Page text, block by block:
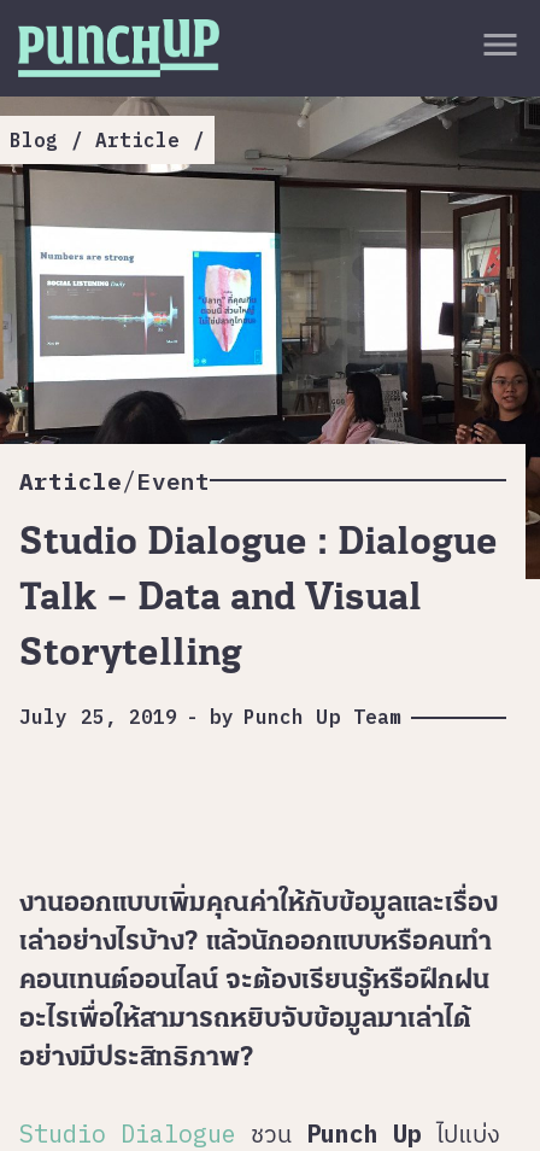
Skip to content
menu
close
About
Service
Project
Article
ลับด้านบน
Blog / Article /
Article/Event
Studio Dialogue : Dialogue
Talk – Data and Visual
Storytelling
July 25, 2019 - by Punch Up Team
งานออกแบบเพิ่มคุณค่าให้กับข้อมูลและเรื่อง
เล่าอย่างไรบ้าง? แล้วนักออกแบบหรือคนทำ
คอนเทนต์ออนไลน์ จะต้องเรียนรู้หรือฝึกฝน
อะไรเพื่อให้สามารถหยิบจับข้อมูลมาเล่าได้
อย่างมีประสิทธิภาพ?
Studio Dialogue ชวน Punch Up ไปแบ่ง